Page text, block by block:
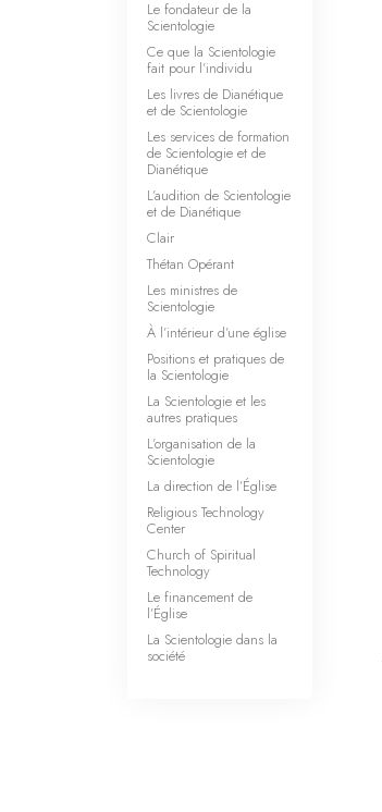
Le fondateur de la
Scientologie
Ce que la Scientologie
fait pour l’individu
Les livres de Dianétique
et de Scientologie
Les services de formation
de Scientologie et de
Dianétique
L’audition de Scientologie
et de Dianétique
Clair
Thétan Opérant
Les ministres de
Scientologie
À l’intérieur d’une église
Positions et pratiques de
la Scientologie
La Scientologie et les
autres pratiques
L’organisation de la
Scientologie
La direction de l’Église
Religious Technology
Center
Church of Spiritual
Technology
Le financement de
l’Église
La Scientologie dans la
société